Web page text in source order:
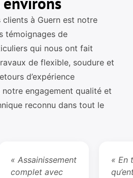
à Guern est notre
témoignages de
qui nous ont fait
de flexible, soudure et
d’expérience
engagement qualité et
reconnu dans tout le
« Assainissement
complet avec
« En